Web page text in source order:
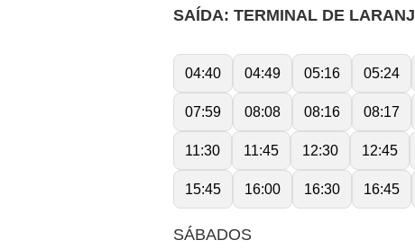
SAÍDA: TERMINAL DE
04:40 04:49 05:16 05:24
07:59 08:08 08:16 08:17
11:30 11:45 12:30 12:45
15:45 16:00 16:30 16:45
SÁBADOS